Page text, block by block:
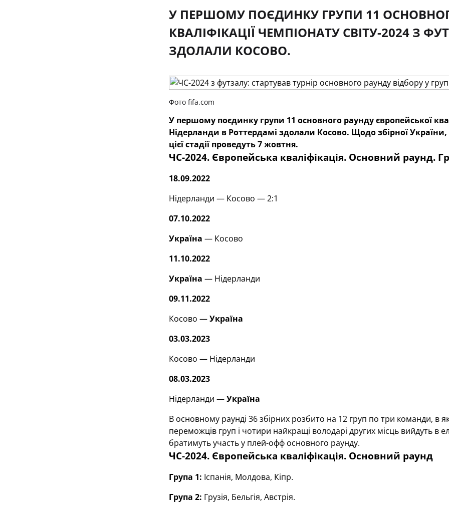
У ПЕРШОМУ ПОЄДИНКУ ГРУПИ 11
КВАЛІФІКАЦІЇ ЧЕМПІОНАТУ СВІТУ-2024 З
ЗДОЛАЛИ КОСОВО.
Фото fifa.com
У першому поєдинку групи 11 основного раунду європейської
Нідерланди в Роттердамі здолали Косово. Щодо збірної
цієї стадії проведуть 7 жовтня.
ЧС-2024. Європейська кваліфікація. Основний раунд.
18.09.2022
Нідерланди — Косово — 2:1
07.10.2022
Україна — Косово
11.10.2022
Україна — Нідерланди
09.11.2022
Косово —Україна
03.03.2023
Косово — Нідерланди
08.03.2023
Нідерланди —Україна
В основному раунді 36 збірних розбито на 12 груп по три команди, в
переможців груп і чотири найкращі володарі других місць вийдуть в
братимуть участь у плей-офф основного раунду.
ЧС-2024. Європейська кваліфікація. Основний раунд
Група 1: Іспанія, Молдова, Кіпр.
Група 2: Грузія, Бельгія, Австрія.